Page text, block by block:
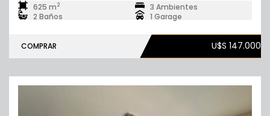
625 m2
3 Ambientes
2 Baños
1 Garage
COMPRAR U$S 147.000